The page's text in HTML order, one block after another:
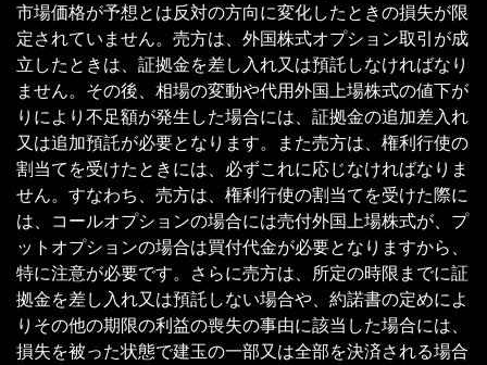
市場価格が予想とは反対の方向に変化したときの損失が限
定されていません。売方は、外国株式オプション取引が成
立したときは、証拠金を差し入れ又は預託しなければなり
ません。その後、相場の変動や代用外国上場株式の値下が
りにより不足額が発生した場合には、証拠金の追加差入れ
又は追加預託が必要となります。また売方は、権利行使の
割当てを受けたときには、必ずこれに応じなければなりま
せん。すなわち、売方は、権利行使の割当てを受けた際に
は、コールオプションの場合には売付外国上場株式が、プ
ットオプションの場合は買付代金が必要となりますから、
特に注意が必要です。さらに売方は、所定の時限までに証
拠金を差し入れ又は預託しない場合や、約諾書の定めによ
りその他の期限の利益の喪失の事由に該当した場合には、
損失を被った状態で建玉の一部又は全部を決済される場合